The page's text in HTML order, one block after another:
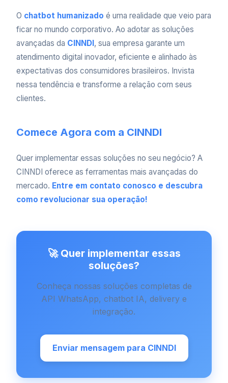
O chatbot humanizado é uma realidade que veio para
ficar no mundo corporativo. Ao adotar as soluções
avançadas da CINNDI, sua empresa garante um
atendimento digital inovador, eficiente e alinhado às
expectativas dos consumidores brasileiros. Invista
nessa tendência e transforme a relação com seus
clientes.
Comece Agora com a CINNDI
Quer implementar essas soluções no seu negócio? A
CINNDI oferece as ferramentas mais avançadas do
mercado. Entre em contato conosco e descubra
como revolucionar sua operação!
🚀 Quer implementar essas
soluções?
Conheça nossas soluções completas de
API WhatsApp, chatbot IA, delivery e
integração.
Enviar mensagem para CINNDI